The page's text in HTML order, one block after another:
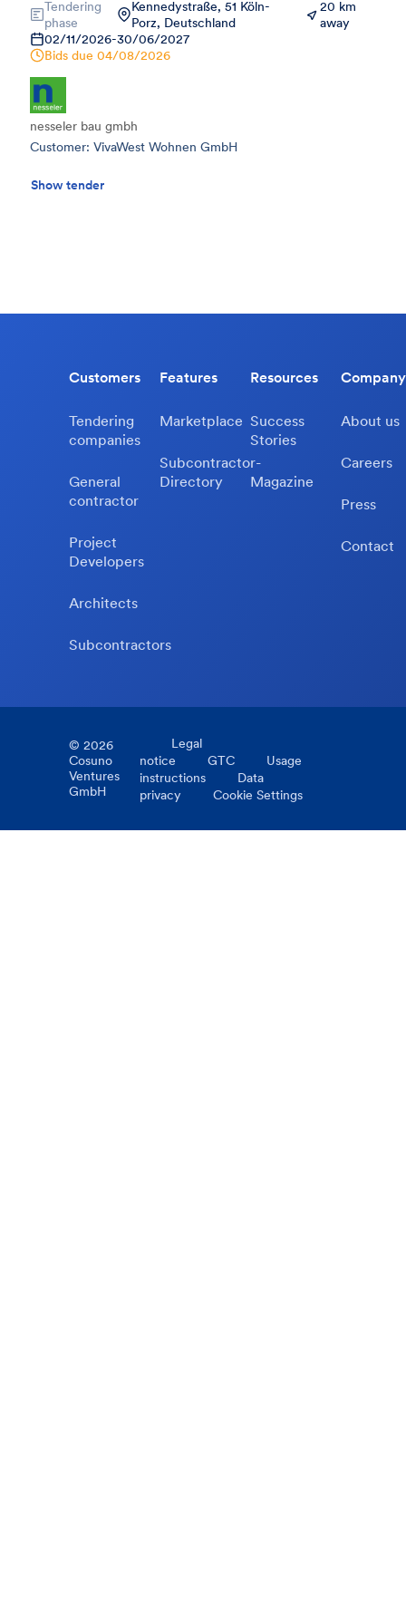
Tendering
phase
Kennedystraße, 51 Köln-
Porz, Deutschland
20 km
away
02/11/2026-30/06/2027
Bids due 04/08/2026
nesseler bau gmbh
Customer: VivaWest Wohnen GmbH
Show tender
Customers
Tendering
companies
General
contractor
Project
Developers
Architects
Subcontractors
Features
Marketplace
Subcontractor-
Directory
Resources
Success
Stories
Magazine
Company
About us
Careers
Press
Contact
© 2026
Cosuno
Ventures
GmbH
Legal
notice
GTC
Usage
instructions
Data
privacy
Cookie Settings